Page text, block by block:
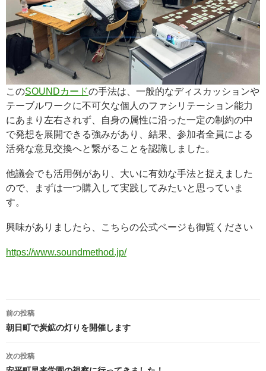
このSOUNDカードの手法は、一般的なディスカッションや
テーブルワークに不可欠な個人のファシリテーション能力
にあまり左右されず、自身の属性に沿った一定の制約の中
で発想を展開できる強みがあり、結果、参加者全員による
活発な意見交換へと繋がることを認識しました。
他議会でも活用例があり、大いに有効な手法と捉えました
ので、まずは一つ購入して実践してみたいと思っていま
す。
興味がありましたら、こちらの公式ページも御覧ください
https://www.soundmethod.jp/
稿
ビ
前の投稿
朝日町で炭鉱の灯りを開催します
次の投稿